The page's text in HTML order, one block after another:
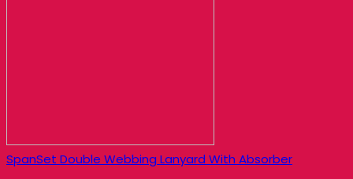
SpanSet Double Webbing Lanyard With Absorber